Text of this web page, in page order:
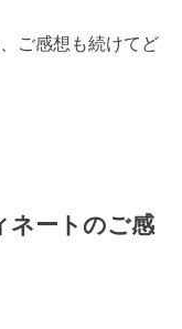
ご感想も続けてど
ネートのご感